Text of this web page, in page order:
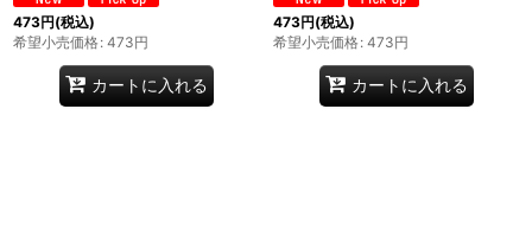
473円(税込)
希望小売価格: 473円
カートに入れる
473円(税込)
希望小売価格: 473円
カートに入れる